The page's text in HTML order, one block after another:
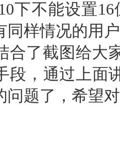
下不能设置
同样情况的用
合了截图给大
段，通过上面
问题了，希望